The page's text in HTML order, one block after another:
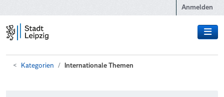
Anmelden
Kategorien Internationale Themen